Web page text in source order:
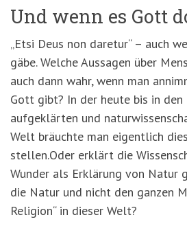
Und wenn es Gott
„Etsi Deus non daretur“ – auch
gäbe. Welche Aussagen über
auch dann wahr, wenn man
Gott gibt? In der heute bis in
aufgeklärten und
Welt bräuchte man eigentlich
stellen.Oder erklärt die
Wunder als Erklärung von Natur
die Natur und nicht den ganzen
Religion“ in dieser Welt?